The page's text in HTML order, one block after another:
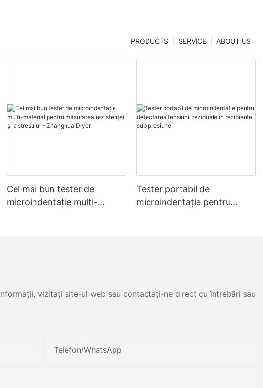
ABOUT US
SERVICE
PRODUCTS
Cel mai bun tester de
microindentație multi-
Tester portabil de
microindentație pentru
vizitați site-ul web sau contactați-ne direct cu întrebări sau
Telefon/WhatsApp